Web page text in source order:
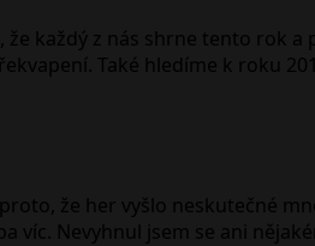
každý z nás shrne tento rok
Také hledíme k roku
že her vyšlo neskutečné
víc. Nevyhnul jsem se ani